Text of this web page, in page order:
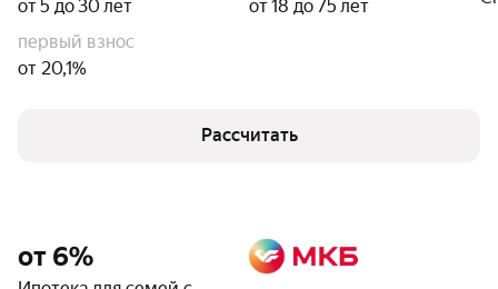
от 5 до 30 лет
от 18 до 75 лет
первый взнос
от 20,1%
Рассчитать
от 6%